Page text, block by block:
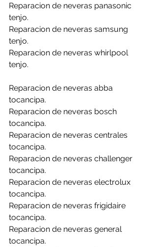
Reparacion de neveras panasonic
tenjo.
Reparacion de neveras samsung
tenjo.
Reparacion de neveras whirlpool
tenjo.
Reparacion de neveras abba
tocancipa.
Reparacion de neveras bosch
tocancipa.
Reparacion de neveras centrales
tocancipa.
Reparacion de neveras challenger
tocancipa.
Reparacion de neveras electrolux
tocancipa.
Reparacion de neveras frigidaire
tocancipa.
Reparacion de neveras general
tocancipa.